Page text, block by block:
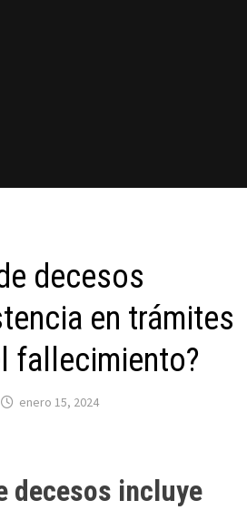
decesos
en trámites
fallecimiento?
enero 15, 2024
decesos incluye